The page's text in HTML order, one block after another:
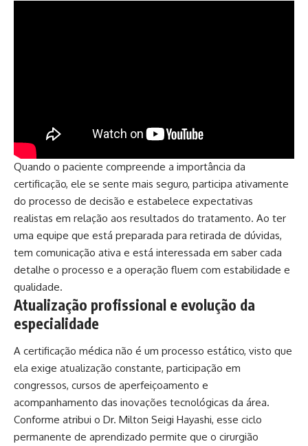
Quando o paciente compreende a importância da
certificação, ele se sente mais seguro, participa ativamente
do processo de decisão e estabelece expectativas
realistas em relação aos resultados do tratamento. Ao ter
uma equipe que está preparada para retirada de dúvidas,
tem comunicação ativa e está interessada em saber cada
detalhe o processo e a operação fluem com estabilidade e
qualidade.
Atualização profissional e evolução da
especialidade
A certificação médica não é um processo estático, visto que
ela exige atualização constante, participação em
congressos, cursos de aperfeiçoamento e
acompanhamento das inovações tecnológicas da área.
Conforme atribui o Dr. Milton Seigi Hayashi, esse ciclo
permanente de aprendizado permite que o cirurgião